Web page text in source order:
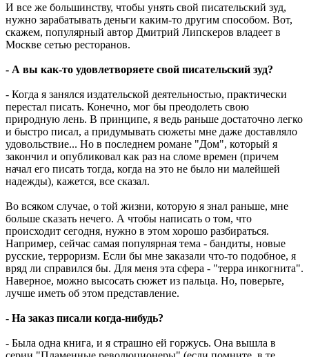
И все же большинству, чтобы унять свой писательский зуд,
нужно зарабатывать деньги каким-то другим способом. Вот,
скажем, популярный автор Дмитрий Липскеров владеет в
Москве сетью ресторанов.
- А вы как-то удовлетворяете свой писательский зуд?
- Когда я занялся издательской деятельностью, практически
перестал писать. Конечно, мог бы преодолеть свою
природную лень. В принципе, я ведь раньше достаточно легко
и быстро писал, а придумывать сюжеты мне даже доставляло
удовольствие... Но в последнем романе "Дом", который я
закончил и опубликовал как раз на сломе времен (причем
начал его писать тогда, когда на это не было ни малейшей
надежды), кажется, все сказал.
Во всяком случае, о той жизни, которую я знал раньше, мне
больше сказать нечего. А чтобы написать о том, что
происходит сегодня, нужно в этом хорошо разбираться.
Например, сейчас самая популярная тема - бандиты, новые
русские, терроризм. Если бы мне заказали что-то подобное, я
вряд ли справился бы. Для меня эта сфера - "терра инкогнита".
Наверное, можно высосать сюжет из пальца. Но, поверьте,
лучше иметь об этом представление.
- На заказ писали когда-нибудь?
- Была одна книга, и я страшно ей горжусь. Она вышла в